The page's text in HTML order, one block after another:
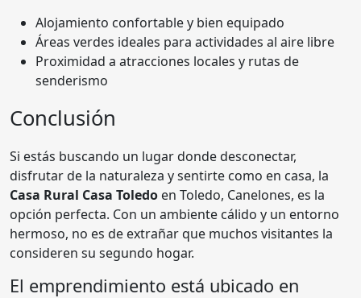
Alojamiento confortable y bien equipado
Áreas verdes ideales para actividades al aire libre
Proximidad a atracciones locales y rutas de
senderismo
Conclusión
Si estás buscando un lugar donde desconectar,
disfrutar de la naturaleza y sentirte como en casa, la
Casa Rural Casa Toledo en Toledo, Canelones, es la
opción perfecta. Con un ambiente cálido y un entorno
hermoso, no es de extrañar que muchos visitantes la
consideren su segundo hogar.
El emprendimiento está ubicado en